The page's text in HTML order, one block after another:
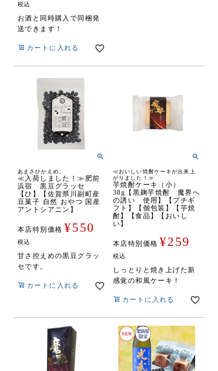
税込
お酒と同時購入で同梱発
送できます！
カートに入れる
あまさひかえめ。
≪入荷しました！≫肥前
浜宿 黒豆グラッセ
【ひ】【佐賀県川副町産
豆菓子 自然 おやつ 国産
アントシアニン】
本店特別価格 ¥550
税込
甘さ控えめの黒豆グラッ
セです。
カートに入れる
≪おいしい焼酎ケーキが出来上
がりました！≫
芋焼酎ケーキ（小）
38g【黒麹芋焼酎 魔界へ
の誘い 使用】【プチギ
フト】【個包装】【芋焼
酎】【食品】【おいし
い】
本店特別価格 ¥259
税込
しっとりと焼き上げた新
感覚の和風ケーキ！
カートに入れる